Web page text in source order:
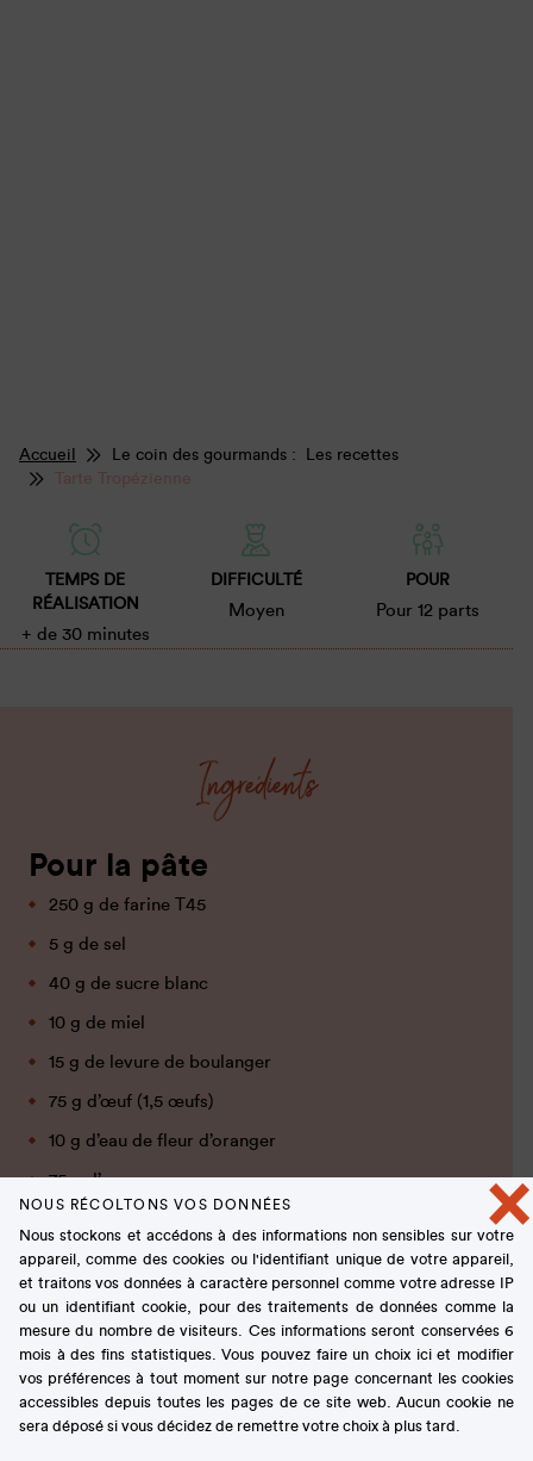
Accueil
Le coin des gourmands : Les recettes
Tarte Tropézienne
TEMPS DE
RÉALISATION
+ de 30 minutes
DIFFICULTÉ
Moyen
POUR
Pour 12 parts
Ingrédients
Pour la pâte
250 g de farine T45
5 g de sel
40 g de sucre blanc
10 g de miel
15 g de levure de boulanger
75 g d’œuf (1,5 œufs)
10 g d’eau de fleur d’oranger
75 g d’eau
Pour la crème mousseline
250 g de lait entier
60 g de jaunes d’œuf (3 jaunes)
75 g de sucre blanc
20 g de farine T55
×
NOUS RÉCOLTONS VOS DONNÉES
Nous stockons et accédons à des informations non sensibles sur votre
appareil, comme des cookies ou l'identifiant unique de votre appareil,
et traitons vos données à caractère personnel comme votre adresse IP
ou un identifiant cookie, pour des traitements de données comme la
mesure du nombre de visiteurs. Ces informations seront conservées 6
mois à des fins statistiques. Vous pouvez faire un choix ici et modifier
vos préférences à tout moment sur notre page concernant les cookies
accessibles depuis toutes les pages de ce site web. Aucun cookie ne
sera déposé si vous décidez de remettre votre choix à plus tard.